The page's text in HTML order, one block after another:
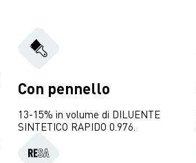
Con pennello
13-15% in volume di DILUENTE
SINTETICO RAPIDO 0.976.